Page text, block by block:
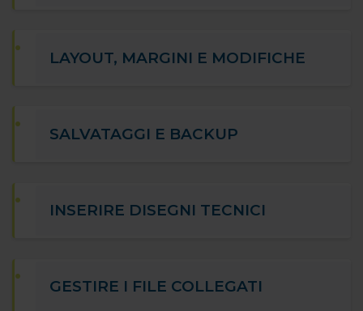
LAYOUT, MARGINI E MODIFICHE
SALVATAGGI E BACKUP
INSERIRE DISEGNI TECNICI
GESTIRE I FILE COLLEGATI